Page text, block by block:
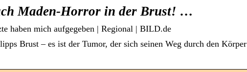
Maden-Horror in der Brust! …
haben mich aufgegeben | Regional | BILD.de
Brust – es ist der Tumor, der sich seinen Weg durch den Körper